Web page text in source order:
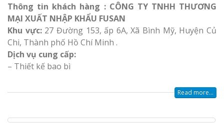
Thông tin khách hàng : CÔNG TY TNHH THƯƠNG
MẠI XUẤT NHẬP KHẨU FUSAN
Khu vực: 27 Đường 153, ấp 6A, Xã Bình Mỹ, Huyện Củ
Chi, Thành phố Hồ Chí Minh .
Dịch vụ cung cấp:
– Thiết kế bao bì
Read more...
Làm bảng hiệu gỗ tại
Nghệ An
tóc Thuận An
Thi công
Làm biển